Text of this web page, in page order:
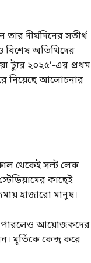
দীর্ঘদিনের সতীর্থ
অতিথিদের
ট্যুর ২০২৫’-এর প্রথম
নিয়েছে আলোচনার
থেকেই সল্ট লেক
কাছেই
হাজারো মানুষ।
পারলেও আয়োজকদের
মূর্তিকে কেন্দ্র করে